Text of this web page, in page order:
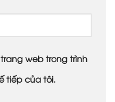
web trong trình
tiếp của tôi.